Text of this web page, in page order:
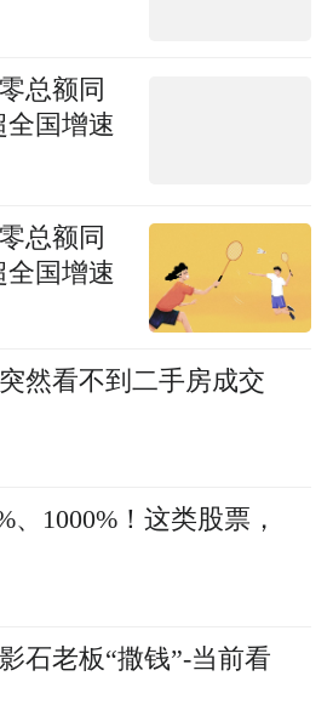
总额同
全国增速
总额同
全国增速
然看不到二手房成交
、1000%！这类股票，
石老板“撒钱”-当前看